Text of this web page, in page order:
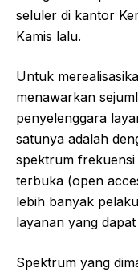
seluler di kantor
Kamis lalu.
Untuk
menawarkan
penyelenggara
satunya adalah
spektrum
terbuka (open
lebih banyak
layanan yang
Spektrum yang